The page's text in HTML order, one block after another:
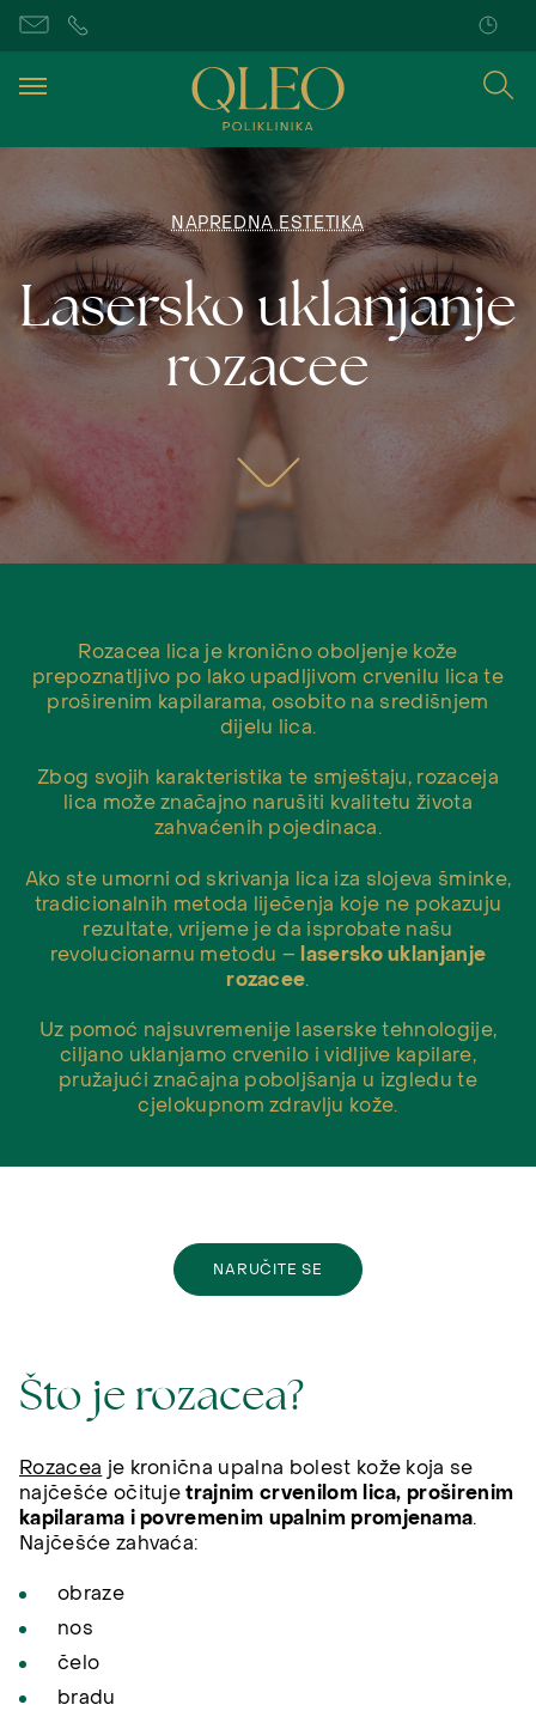
NAPREDNA ESTETIKA
Lasersko uklanjanje
rozacee
Rozacea lica je kronično oboljenje kože
prepoznatljivo po lako upadljivom crvenilu lica te
proširenim kapilarama, osobito na središnjem
dijelu lica.
Zbog svojih karakteristika te smještaju, rozaceja
lica može značajno narušiti kvalitetu života
zahvaćenih pojedinaca.
Ako ste umorni od skrivanja lica iza slojeva šminke,
tradicionalnih metoda liječenja koje ne pokazuju
rezultate, vrijeme je da isprobate našu
revolucionarnu metodu – lasersko uklanjanje
rozacee.
Uz pomoć najsuvremenije laserske tehnologije,
ciljano uklanjamo crvenilo i vidljive kapilare,
pružajući značajna poboljšanja u izgledu te
cjelokupnom zdravlju kože.
NARUČITE SE
Što je rozacea?
Rozacea je kronična upalna bolest kože koja se
najčešće očitujetrajnim crvenilom lica, proširenim
kapilarama i povremenim upalnim promjenama.
Najčešće zahvaća:
obraze
nos
čelo
bradu